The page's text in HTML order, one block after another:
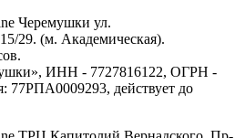
Черемушки ул.
29. (м. Академическая).
ИНН - 7727816122, ОГРН -
77РПА0009293, действует до